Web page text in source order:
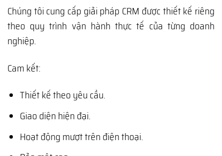
Chúng tôi cung cấp giải pháp CRM được thiết kế riêng
theo quy trình vận hành thực tế của từng doanh
nghiệp.
Cam kết:
Thiết kế theo yêu cầu.
Giao diện hiện đại.
Hoạt động mượt trên điện thoại.